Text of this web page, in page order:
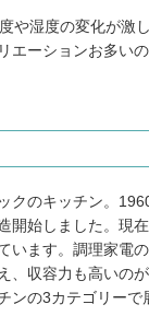
や湿度の変化が激
エーションお多い
クのキッチン。
開始しました。現
います。調理家電
、収容力も高いの
ンの3カテゴリーで